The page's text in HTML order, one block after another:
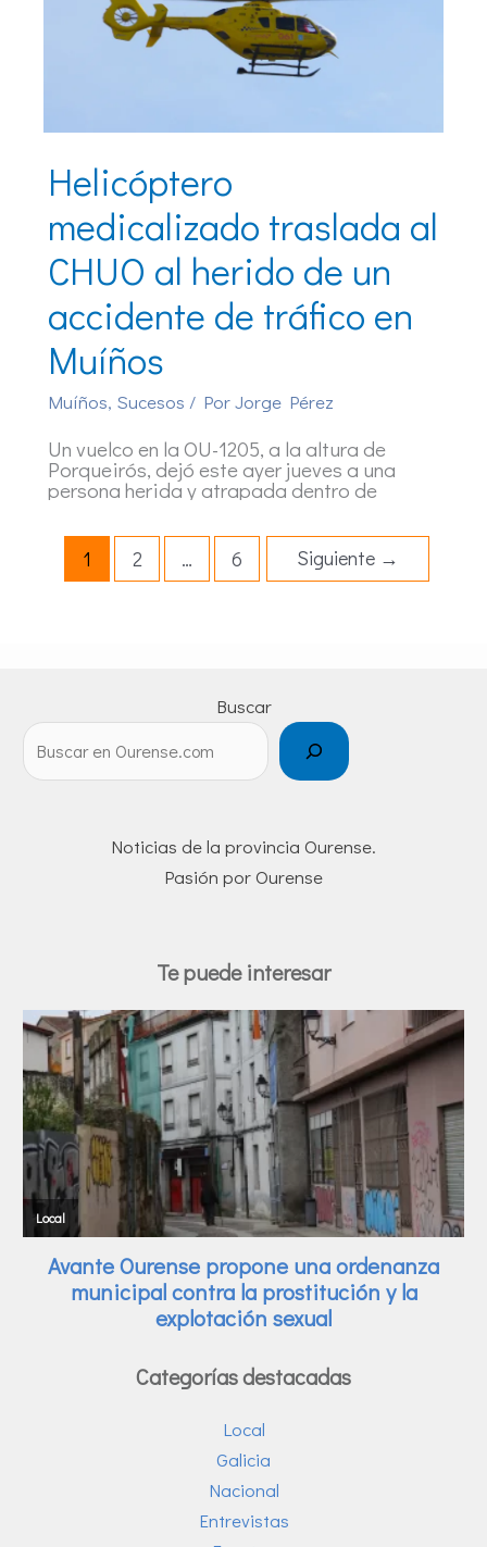
Helicóptero
medicalizado traslada al
CHUO al herido de un
accidente de tráfico en
Muíños
Muíños, Sucesos / PorJorge Pérez
Un vuelco en la OU-1205, a la altura de
Porqueirós, dejó este ayer jueves a una
persona herida y atrapada dentro de
1 2 … 6 Siguiente →
Buscar
Noticias de la provincia Ourense.
Pasión por Ourense
Te puede interesar
Categorías destacadas
Local
Galicia
Nacional
Entrevistas